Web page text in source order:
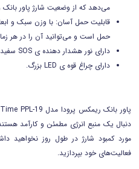
می‌دهد که از وضعیت شارژ پاور بانک
قابلیت حمل آسان: با وزن سبک و
حمل است و می‌توانید آن را در هر
دارای نور هشدار دهنده ی SOS سفید رنگ نور چشمک زن قرمز و آبی .
دارای چراغ قوه ی LED بزرگ.
دنبال یک منبع انرژی مطمئن و کارآمد
مورد کمبود شارژ در طول روز نخواهید
فعالیت‌های خود بپردازید.